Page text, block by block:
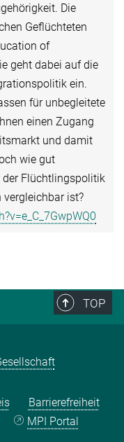
Die
Geflüchteten
of
geht dabei auf die
ein.
für unbegleitete
einen Zugang
und damit
wie gut
Flüchtlingspolitik
vergleichbar ist?
TOP
Barrierefreiheit
MPI Portal